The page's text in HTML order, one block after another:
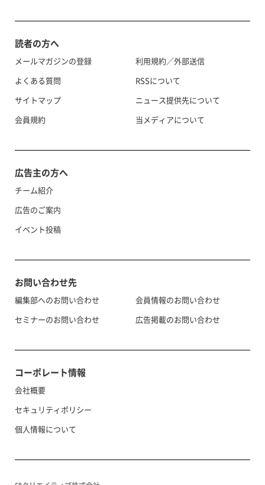
読者の方へ
メールマガジンの登録
よくある質問
サイトマップ
会員規約
利用規約／外部送信
RSSについて
ニュース提供先について
当メディアについて
広告主の方へ
チーム紹介
広告のご案内
イベント投稿
お問い合わせ先
編集部へのお問い合わせ
セミナーのお問い合わせ
会員情報のお問い合わせ
広告掲載のお問い合わせ
コーポレート情報
会社概要
セキュリティポリシー
個人情報について